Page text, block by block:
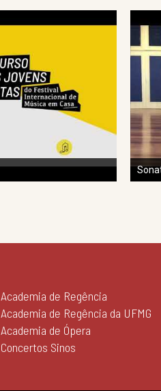
Academia de Regência
Academia de Regência da UFMG
Academia de Ópera
Concertos Sinos